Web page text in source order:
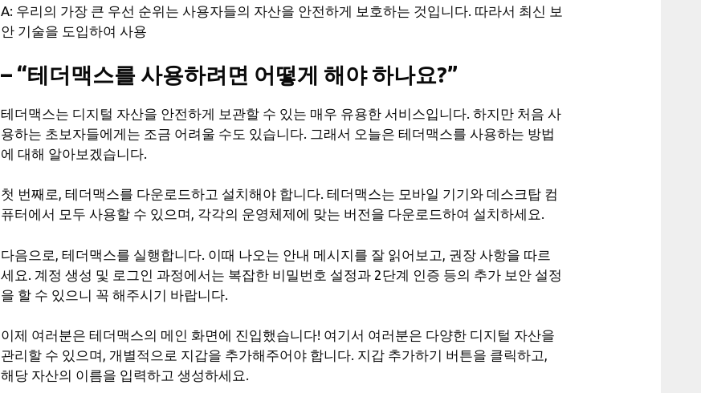
A: 우리의 가장 큰 우선 순위는 사용자들의 자산을 안전하게 보호하는 것입니다. 따라서 최신 보
안 기술을 도입하여 사용
– “테더맥스를 사용하려면 어떻게 해야 하나요?”
테더맥스는 디지털 자산을 안전하게 보관할 수 있는 매우 유용한 서비스입니다. 하지만 처음 사
용하는 초보자들에게는 조금 어려울 수도 있습니다. 그래서 오늘은 테더맥스를 사용하는 방법
에 대해 알아보겠습니다.
첫 번째로, 테더맥스를 다운로드하고 설치해야 합니다. 테더맥스는 모바일 기기와 데스크탑 컴
퓨터에서 모두 사용할 수 있으며, 각각의 운영체제에 맞는 버전을 다운로드하여 설치하세요.
다음으로, 테더맥스를 실행합니다. 이때 나오는 안내 메시지를 잘 읽어보고, 권장 사항을 따르
세요. 계정 생성 및 로그인 과정에서는 복잡한 비밀번호 설정과 2단계 인증 등의 추가 보안 설정
을 할 수 있으니 꼭 해주시기 바랍니다.
이제 여러분은 테더맥스의 메인 화면에 진입했습니다! 여기서 여러분은 다양한 디지털 자산을
관리할 수 있으며, 개별적으로 지갑을 추가해주어야 합니다. 지갑 추가하기 버튼을 클릭하고,
해당 자산의 이름을 입력하고 생성하세요.